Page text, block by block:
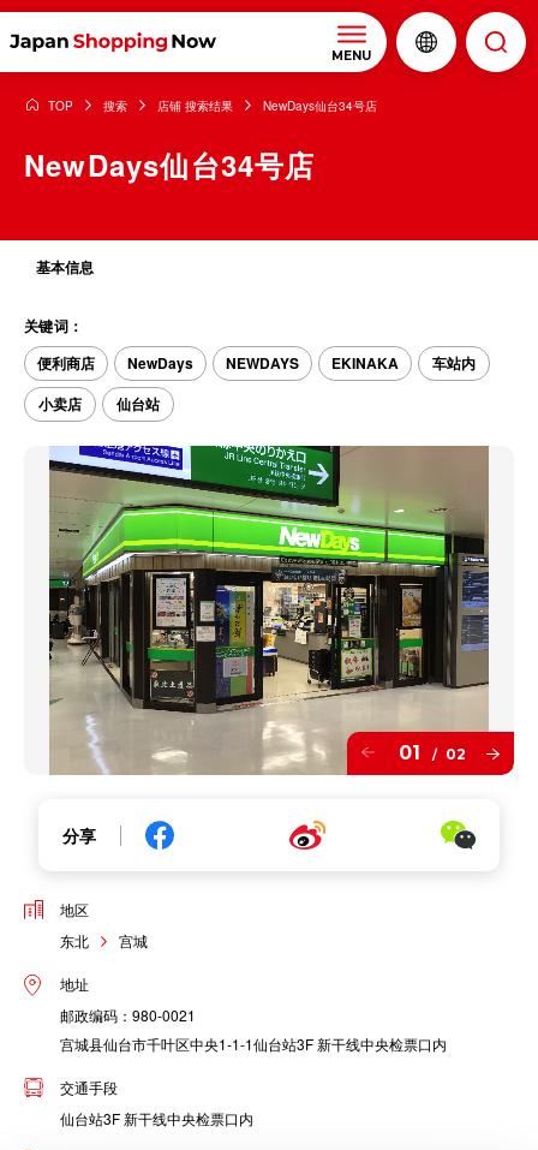
MENU
TOP 搜索 店铺 搜索结果 NewDays仙台34号店
NewDays仙台34号店
基本信息
关键词：
便利商店
NewDays NEWDAYS EKINAKA
车站内
小卖店
仙台站
01 / 02
分享
地区
东北
宫城
地址
邮政编码：980-0021
宫城县仙台市千叶区中央1-1-1仙台站3F 新干线中央检票口内
交通手段
仙台站3F 新干线中央检票口内